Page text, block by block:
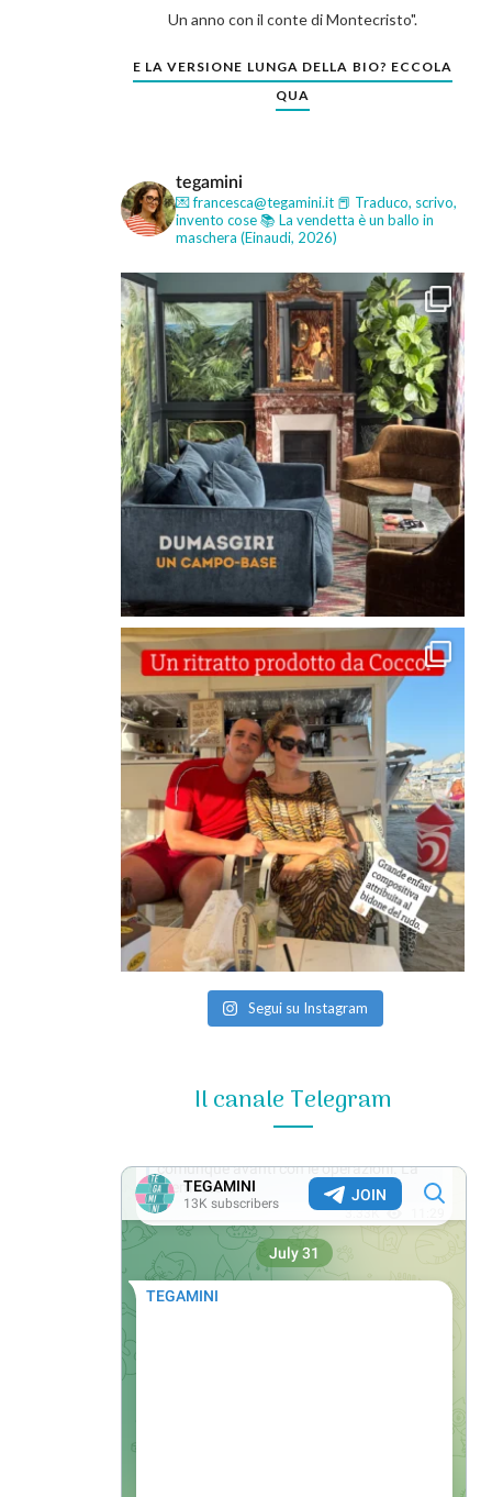
Un anno con il conte di Montecristo".
E LA VERSIONE LUNGA DELLA BIO? ECCOLA
QUA
tegamini
💌 francesca@tegamini.it 📕 Traduco, scrivo,
invento cose📚 La vendetta è un ballo in
maschera (Einaudi, 2026)
Segui su Instagram
Il canale Telegram